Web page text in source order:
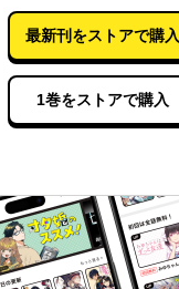
最新刊をストアで購入
1巻をストアで購入